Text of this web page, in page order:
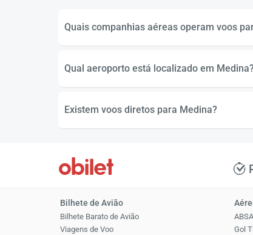
Quais companhias aéreas operam voos
Qual aeroporto está localizado em Medina?
Existem voos diretos para Medina?
Bilhete de Avião
Bilhete Barato de Avião
Viagens de Voo
Gol